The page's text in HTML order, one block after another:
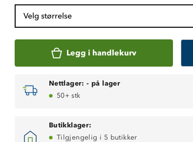
Velg størrelse
Legg i handlekurv
Nettlager: - på lager
50+ stk
Butikklager:
Tilgjengelig i 5 butikker